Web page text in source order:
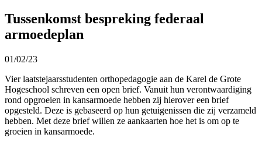
Tussenkomst bespreking federaal
armoedeplan
01/02/23
Vier laatstejaarsstudenten orthopedagogie aan de Karel de Grote
Hogeschool schreven een open brief. Vanuit hun verontwaardiging
rond opgroeien in kansarmoede hebben zij hierover een brief
opgesteld. Deze is gebaseerd op hun getuigenissen die zij verzameld
hebben. Met deze brief willen ze aankaarten hoe het is om op te
groeien in kansarmoede.